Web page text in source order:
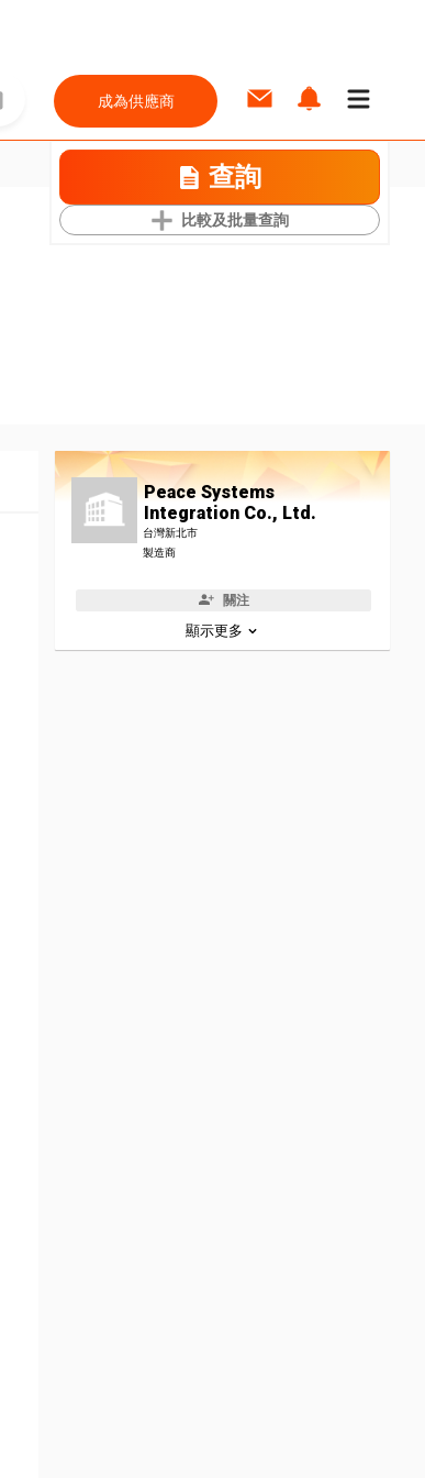
成為供應商
查詢
比較及批量查詢
Peace Systems
Integration Co., Ltd.
台灣新北市
製造商
關注
顯示更多